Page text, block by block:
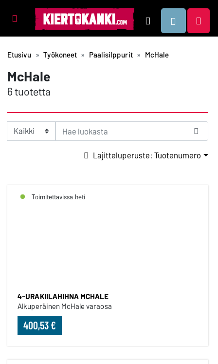
Tuotealueet Hae
Etusivu Työkoneet Paalisilppurit McHale
McHale
6 tuotetta
Lajitteluperuste: Tuotenumero
Toimitettavissa heti
4-URAKIILAHIHNA MCHALE
Alkuperäinen McHale varaosa
400,53 €